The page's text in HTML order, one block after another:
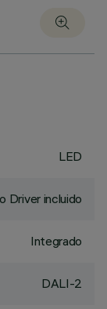
LED
Driver incluido
Integrado
DALI-2